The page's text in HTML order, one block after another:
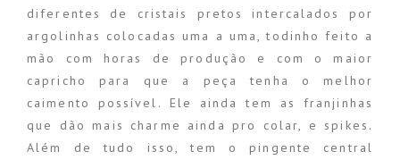
diferentes de cristais pretos intercalados por
argolinhas colocadas uma a uma, todinho feito a
mão com horas de produção e com o maior
capricho para que a peça tenha o melhor
caimento possível. Ele ainda tem as franjinhas
que dão mais charme ainda pro colar, e spikes.
Além de tudo isso, tem o pingente central